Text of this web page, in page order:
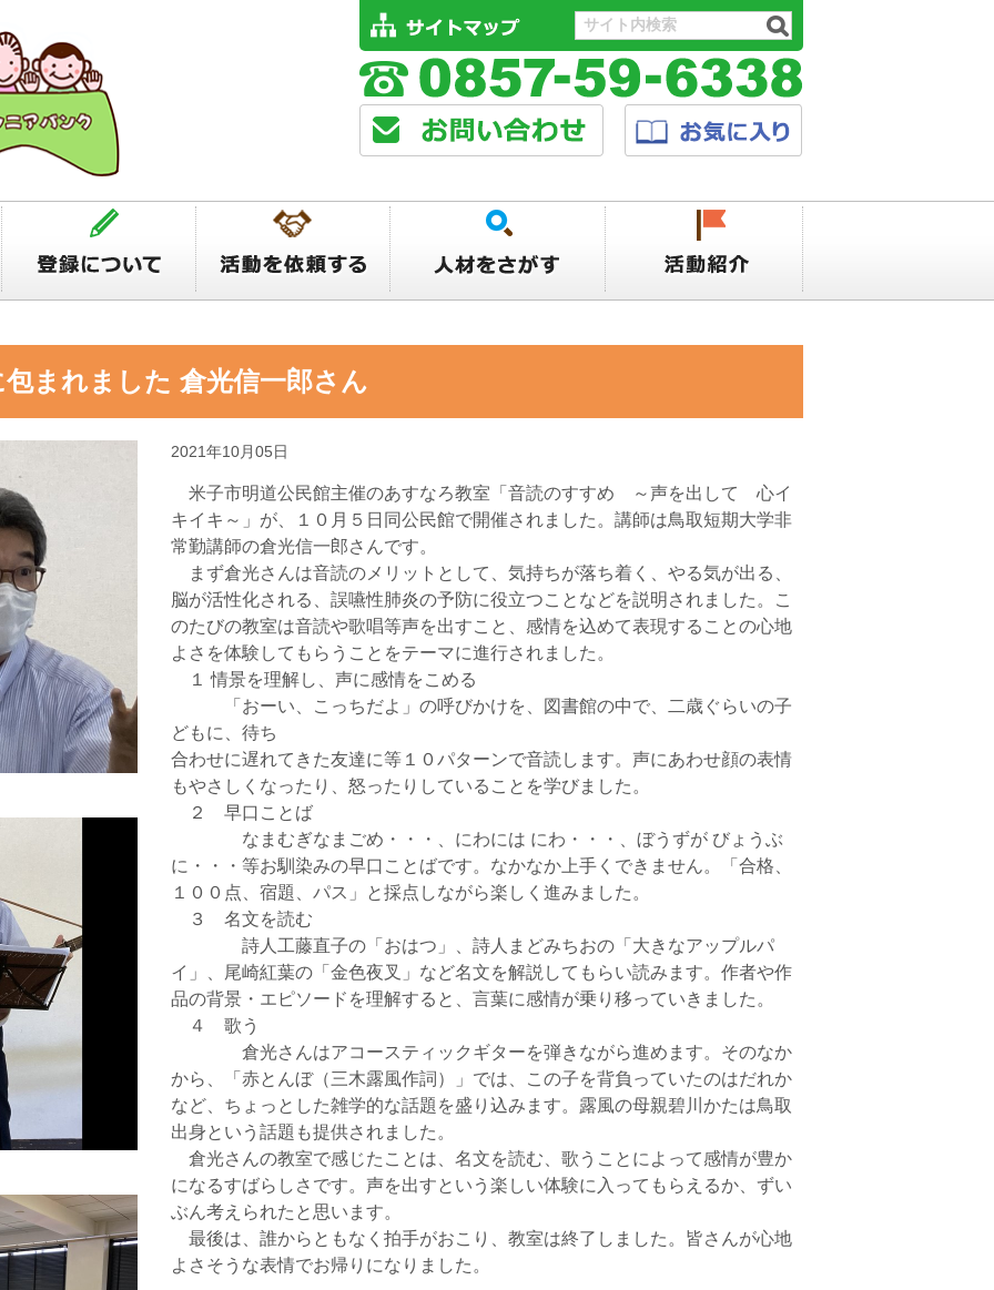
まれました 倉光信一郎さん
2021年10月05日
米子市明道公民館主催のあすなろ教室「音読のすすめ ～声を出して 心イ
キイキ～」が、１０月５日同公民館で開催されました。講師は鳥取短期大学非
常勤講師の倉光信一郎さんです。
まず倉光さんは音読のメリットとして、気持ちが落ち着く、やる気が出る、
脳が活性化される、誤嚥性肺炎の予防に役立つことなどを説明されました。こ
のたびの教室は音読や歌唱等声を出すこと、感情を込めて表現することの心地
よさを体験してもらうことをテーマに進行されました。
１ 情景を理解し、声に感情をこめる
「おーい、こっちだよ」の呼びかけを、図書館の中で、二歳ぐらいの子
どもに、待ち
合わせに遅れてきた友達に等１０パターンで音読します。声にあわせ顔の表情
もやさしくなったり、怒ったりしていることを学びました。
２ 早口ことば
なまむぎなまごめ・・・、にわには にわ・・・、ぼうずが びょうぶ
に・・・等お馴染みの早口ことばです。なかなか上手くできません。「合格、
１００点、宿題、パス」と採点しながら楽しく進みました。
３ 名文を読む
詩人工藤直子の「おはつ」、詩人まどみちおの「大きなアップルパ
イ」、尾崎紅葉の「金色夜叉」など名文を解説してもらい読みます。作者や作
品の背景・エピソードを理解すると、言葉に感情が乗り移っていきました。
４ 歌う
倉光さんはアコースティックギターを弾きながら進めます。そのなか
から、「赤とんぼ（三木露風作詞）」では、この子を背負っていたのはだれか
など、ちょっとした雑学的な話題を盛り込みます。露風の母親碧川かたは鳥取
出身という話題も提供されました。
倉光さんの教室で感じたことは、名文を読む、歌うことによって感情が豊か
になるすばらしさです。声を出すという楽しい体験に入ってもらえるか、ずい
ぶん考えられたと思います。
最後は、誰からともなく拍手がおこり、教室は終了しました。皆さんが心地
よさそうな表情でお帰りになりました。